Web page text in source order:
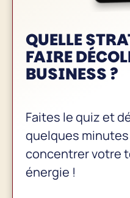
QUELLE
FAIRE
BUSINESS?
Faites le quiz et
quelques
concentrer votre
énergie !